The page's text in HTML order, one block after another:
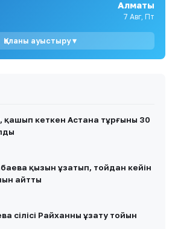
балабақша тәрбиешісі 1 жасар
көрсеткен
ескекшілер Азия
бірнеше алтын медаль жеңіп
Алматы
7 Авг, Пт
Қаланы ауыстыру ▾
қашып кеткен Астана тұрғыны 30
қызын ұзатып, тойдан кейін
айтты
сіңлісі Райханның ұзату тойын